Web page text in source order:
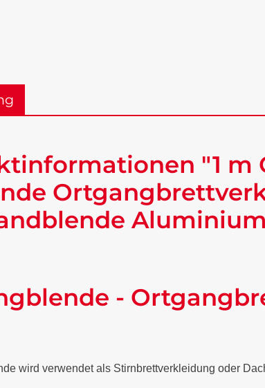
"1
-
wird verwendet als Stirnbrettverkleidung oder